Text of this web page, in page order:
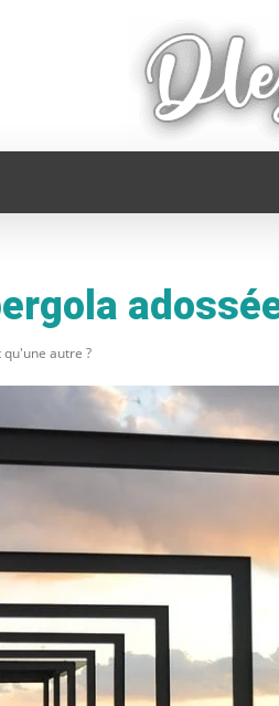
autre ?